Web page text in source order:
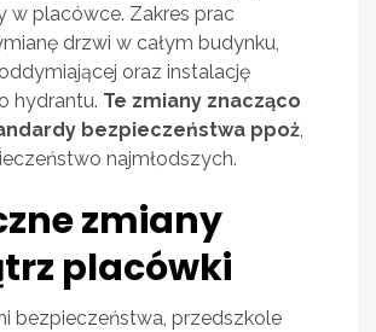
w placówce. Zakres prac
drzwi w całym budynku,
oraz instalację
hydrantu. Te zmiany znacząco
bezpieczeństwa ppoż
najmłodszych.
zmiany
placówki
bezpieczeństwa, przedszkole